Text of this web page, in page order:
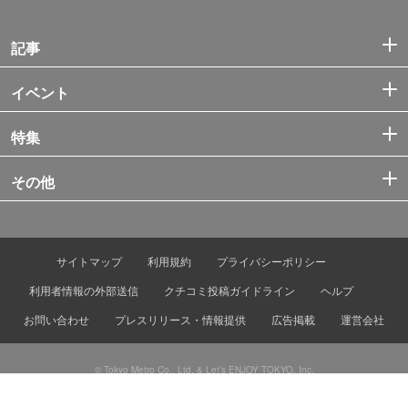
記事
イベント
特集
その他
サイトマップ 利用規約
プライバシーポリシー
利用者情報の外部送信
クチコミ投稿ガイドライン
ヘルプ
お問い合わせ
プレスリリース・情報提供 広告掲載 運営会社
© Tokyo Metro Co., Ltd. & Let’s ENJOY TOKYO, Inc.